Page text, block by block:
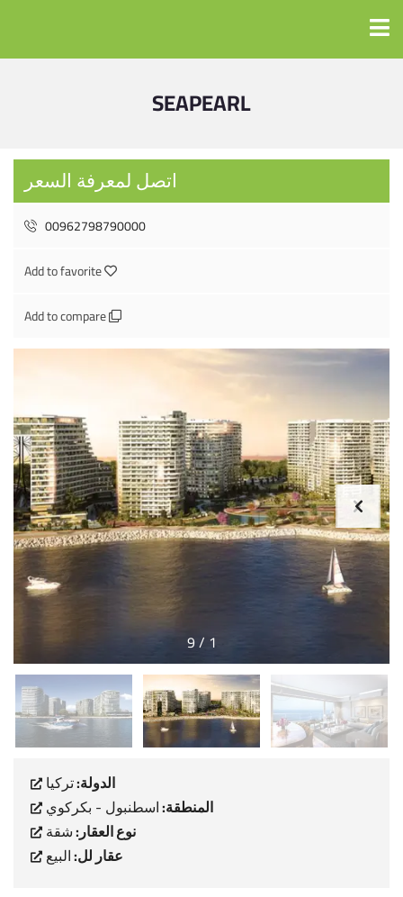
SEAPEARL
اتصل لمعرفة السعر
00962798790000
Add to favorite
Add to compare
1
/
9
الدولة:تركيا
المنطقة:اسطنبول - بكركوي
نوع العقار:شقة
عقار لل:البيع